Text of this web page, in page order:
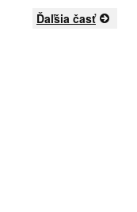
Ďaľšia časť